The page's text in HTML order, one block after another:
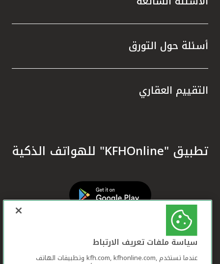
أسئلة حول التورق
التقييم العقاري
تطبيق "KFHOnline" للهواتف الذكية
سياسة ملفات تعريف الارتباط
عندما تستخدم ,kfh.com, kfhonline.com وتطبيقات الهاتف